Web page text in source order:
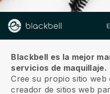
Blackbell es la mejor
servicios de maquillaje.
Cree su propio sitio
creador de sitios web